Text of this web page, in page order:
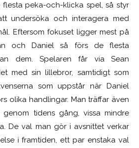
flesta peka-och-klicka spel, så styr
undersöka och interagera med
Eftersom fokuset ligger mest på
och Daniel så förs de flesta
dem. Spelaren får via Sean
med sin lillebror, samtidigt som
som uppstår när Daniel
olika handlingar. Man träffar även
tidens gång, vissa mindre
De val man gör i avsnittet verkar
i framtiden, ett par enstaka val